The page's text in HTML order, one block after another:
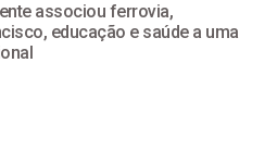
associou ferrovia,
educação e saúde a uma